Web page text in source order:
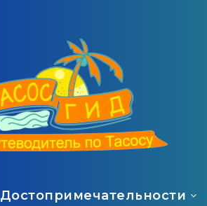
Достопримечательности